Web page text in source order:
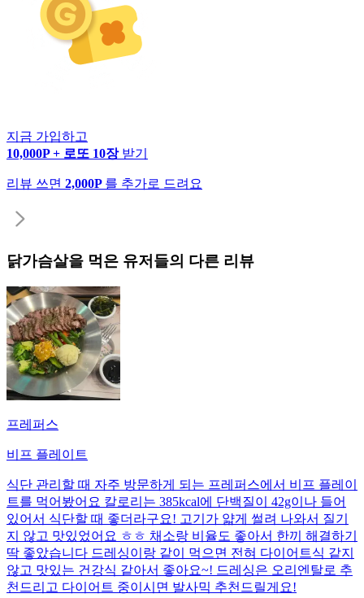
지금 가입하고
10,000P + 로또 10장 받기
리뷰 쓰면 2,000P 를 추가로 드려요
닭가슴살을 먹은 유저들의 다른 리뷰
프레퍼스
비프 플레이트
식단 관리할 때 자주 방문하게 되는 프레퍼스에서 비프 플레이
트를 먹어봤어요 칼로리는 385kcal에 단백질이 42g이나 들어
있어서 식단할 때 좋더라구요! 고기가 얇게 썰려 나와서 질기
지 않고 맛있었어요 ㅎㅎ 채소랑 비율도 좋아서 한끼 해결하기
딱 좋았습니다 드레싱이랑 같이 먹으면 전혀 다이어트식 같지
않고 맛있는 건강식 같아서 좋아요~! 드레싱은 오리엔탈로 추
천드리고 다이어트 중이시면 발사믹 추천드릴게요!